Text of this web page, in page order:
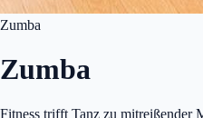
Zumba
Zumba
Fitness trifft Tanz zu mitreißender